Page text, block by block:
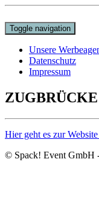
Toggle navigation
Unsere
Datenschutz
Impressum
ZUGBRÜCKE
Hier geht es zur Website
© Spack! Event GmbH